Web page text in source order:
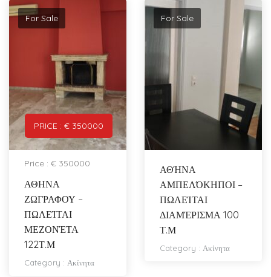
PRICE : € 350000
For Sale
Price : € 350000
ΑΘΗΝΑ
ΖΩΓΡΑΦΟΥ –
ΠΩΛΕΊΤΑΙ
ΜΕΖΟΝΈΤΑ
122Τ.Μ
Category : Ακίνητα
For Sale
ΑΘΉΝΑ
ΑΜΠΕΛΌΚΗΠΟΙ –
ΠΩΛΕΊΤΑΙ
ΔΙΑΜΈΡΙΣΜΑ 100
Τ.Μ
Category : Ακίνητα